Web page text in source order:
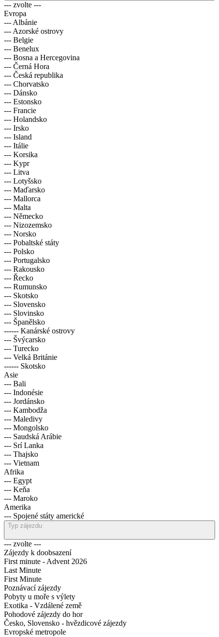
--- zvolte ---
Evropa
--- Albánie
--- Azorské ostrovy
--- Belgie
--- Benelux
--- Bosna a Hercegovina
--- Černá Hora
--- Česká republika
--- Chorvatsko
--- Dánsko
--- Estonsko
--- Francie
--- Holandsko
--- Irsko
--- Island
--- Itálie
--- Korsika
--- Kypr
--- Litva
--- Lotyšsko
--- Maďarsko
--- Mallorca
--- Malta
--- Německo
--- Nizozemsko
--- Norsko
--- Pobaltské státy
--- Polsko
--- Portugalsko
--- Rakousko
--- Řecko
--- Rumunsko
--- Skotsko
--- Slovensko
--- Slovinsko
--- Španělsko
------ Kanárské ostrovy
--- Švýcarsko
--- Turecko
--- Velká Británie
------ Skotsko
Asie
--- Bali
--- Indonésie
--- Jordánsko
--- Kambodža
--- Maledivy
--- Mongolsko
--- Saudská Arábie
--- Srí Lanka
--- Thajsko
--- Vietnam
Afrika
--- Egypt
--- Keňa
--- Maroko
Amerika
--- Spojené státy americké
Typ zájezdu
--- zvolte ---
Zájezdy k doobsazení
First minute - Advent 2026
Last Minute
First Minute
Poznávací zájezdy
Pobyty u moře s výlety
Exotika - Vzdálené země
Pohodové zájezdy do hor
Česko, Slovensko - hvězdicové zájezdy
Evropské metropole